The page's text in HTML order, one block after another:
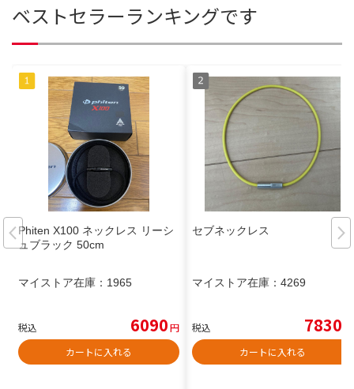
ベストセラーランキングです
Phiten X100 ネックレス リーシ
ュブラック 50cm
マイストア在庫： 1965
税込 6090円
カートに入れる
セブネックレス
マイストア在庫： 4269
税込 7830
カートに入れる